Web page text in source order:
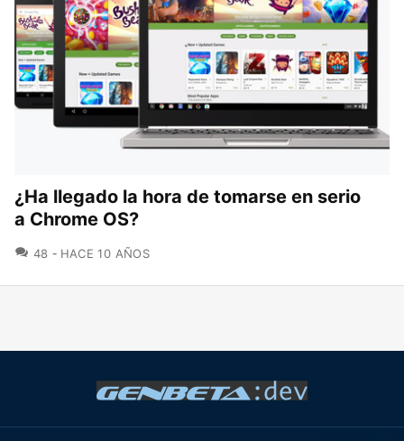
¿Ha llegado la hora de tomarse en serio
a Chrome OS?
48 COMENTARIOS
HACE 10 AÑOS